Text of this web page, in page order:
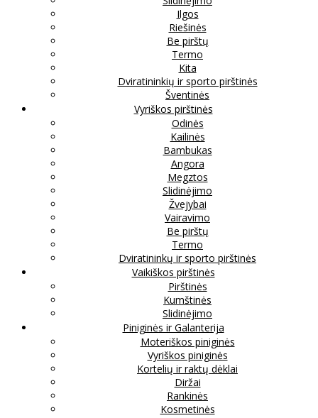
Ilgos
Riešinės
Be pirštų
Termo
Kita
Dviratininkių ir sporto pirštinės
Šventinės
Vyriškos pirštinės
Odinės
Kailinės
Bambukas
Angora
Megztos
Slidinėjimo
Žvejybai
Vairavimo
Be pirštų
Termo
Dviratininkų ir sporto pirštinės
Vaikiškos pirštinės
Pirštinės
Kumštinės
Slidinėjimo
Piniginės ir Galanterija
Moteriškos piniginės
Vyriškos piniginės
Kortelių ir raktų dėklai
Diržai
Rankinės
Kosmetinės